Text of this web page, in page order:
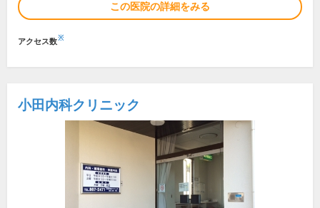
この医院の詳細をみる
アクセス数※
小田内科クリニック